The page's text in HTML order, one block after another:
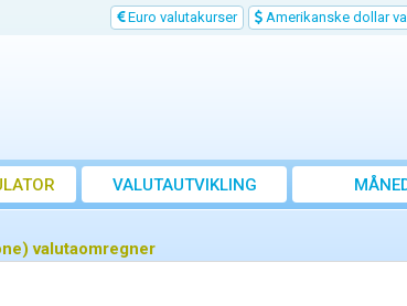
Euro valutakurser Amerikanske dollar
VALUTAUTVIKLING
valutaomregner